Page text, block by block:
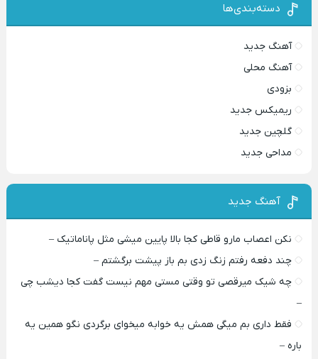
دسته‌بندی‌ها
آهنگ جدید
آهنگ محلی
بزودی
ریمیکس جدید
گلچین جدید
مداحی جدید
آهنگ جدید
نکن اعصاب مارو قاطی کجا بالا پایین میشی مثل پاناماتیک –
چند دفعه رفتم زنگ زدی بم باز پیشت برگشتم –
چه شیک میرقصی تو وقتی مستی مهم نیست گفت کجا دیشب چی
–
فقط داری بم میگی همش یه خوابه میخوای برگردی نگو همین یه
باره –